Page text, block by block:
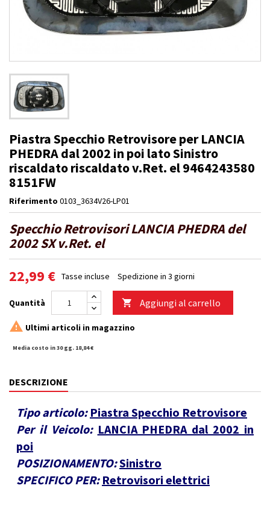
Piastra Specchio Retrovisore per LANCIA
PHEDRA dal 2002 in poi lato Sinistro
riscaldato riscaldato v.Ret. el 9464243580
8151FW
Riferimento 0103_3634V26-LP01
Specchio Retrovisori LANCIA PHEDRA del
2002 SX v.Ret. el
22,99 € Tasse incluse Spedizione in 3 giorni
Quantità  Aggiungi al carrello
 Ultimi articoli in magazzino
Media costo in 30 gg. 18,84 €
DESCRIZIONE
Tipo articolo: Piastra Specchio Retrovisore
Per il Veicolo: LANCIA PHEDRA dal 2002 in
poi
POSIZIONAMENTO:Sinistro
SPECIFICO PER: Retrovisori elettrici